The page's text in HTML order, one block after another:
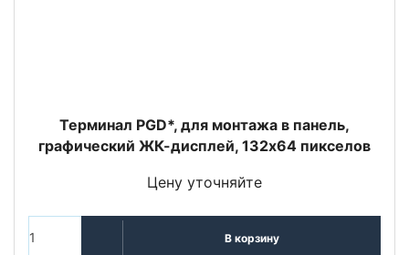
Терминал PGD*, для монтажа в панель,
графический ЖК-дисплей, 132x64 пикселов
Цену уточняйте
В корзину